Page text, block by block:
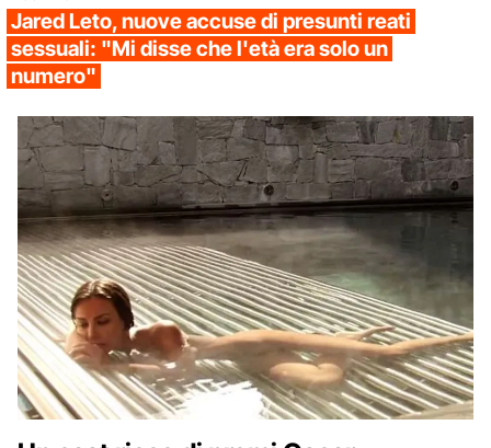
Jared Leto, nuove accuse di presunti reati
sessuali: "Mi disse che l'età era solo un
numero"